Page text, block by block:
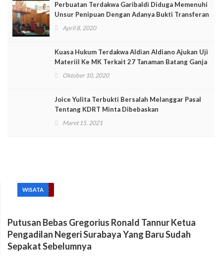
Perbuatan Terdakwa Garibaldi Diduga Memenuhi
Unsur Penipuan Dengan Adanya Bukti Transferan
April 8, 2020
Kuasa Hukum Terdakwa Aldian Aldiano Ajukan Uji
Materiil Ke MK Terkait 27 Tanaman Batang Ganja
Oktober 10, 2020
Joice Yulita Terbukti Bersalah Melanggar Pasal
Tentang KDRT Minta Dibebaskan
Maret 15, 2021
HEADLINE
HUKUM
WISATA
Putusan Bebas Gregorius Ronald Tannur Ketua
Pengadilan Negeri Surabaya Yang Baru Sudah
Sepakat Sebelumnya